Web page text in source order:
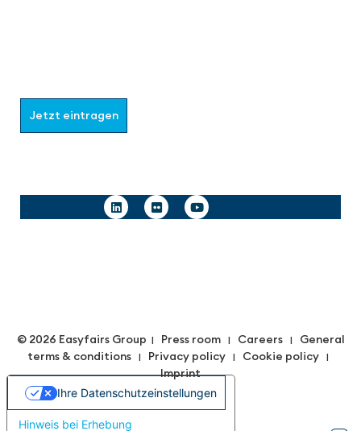
Jetzt eintragen
© 2026 Easyfairs Group | Press room| Careers| General
terms & conditions | Privacy policy | Cookie policy |
Imprint
Hinweis bei Erhebung
Ihre Datenschutzeinstellungen